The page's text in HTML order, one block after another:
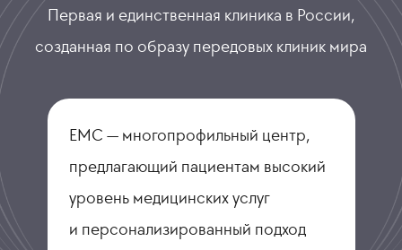
Первая и единственная клиника в России,
созданная по образу передовых клиник мира
ЕМС — многопрофильный центр,
предлагающий пациентам высокий
уровень медицинских услуг
и персонализированный подход